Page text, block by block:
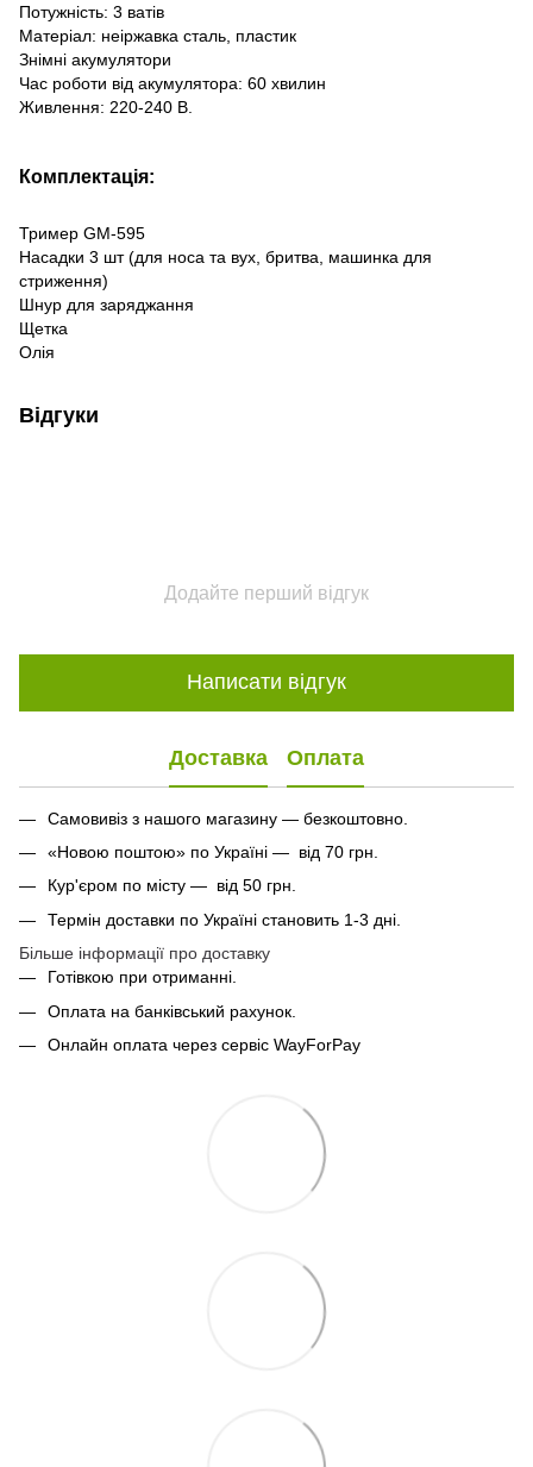
Потужність: 3 ватів
Матеріал: неіржавка сталь, пластик
Знімні акумулятори
Час роботи від акумулятора: 60 хвилин
Живлення: 220-240 В.
Комплектація:
Тример GM-595
Насадки 3 шт (для носа та вух, бритва, машинка для
стриження)
Шнур для заряджання
Щетка
Олія
Відгуки
Додайте перший відгук
Написати відгук
Доставка Оплата
Самовивіз з нашого магазину — безкоштовно.
«Новою поштою» по Україні — від 70 грн.
Кур'єром по місту — від 50 грн.
Термін доставки по Україні становить 1-3 дні.
Більше інформації про доставку
Готівкою при отриманні.
Оплата на банківський рахунок.
Онлайн оплата через сервіс WayForPay